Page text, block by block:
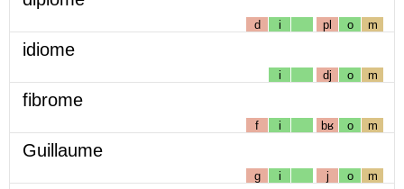
d i pl o m
idiome
i dj o m
fibrome
f i bʁ o m
Guillaume
g i j o m